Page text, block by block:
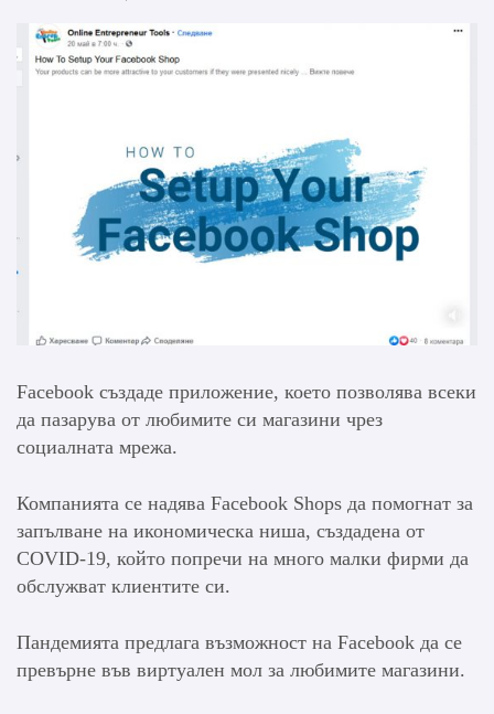
Facebook създаде приложение, което позволява всеки
да пазарува от любимите си магазини чрез
социалната мрежа.
Компанията се надява Facebook Shops да помогнат за
запълване на икономическа ниша, създадена от
COVID-19, който попречи на много малки фирми да
обслужват клиентите си.
Пандемията предлага възможност на Facebook да се
превърне във виртуален мол за любимите магазини.